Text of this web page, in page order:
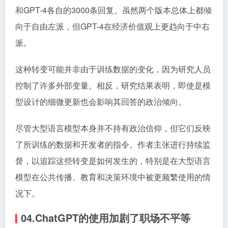
和GPT-4各自的3000条回复。虽然两个版本总体上都倾
向于自由左派，但GPT-4在经济价值观上更趋向于中右
派。
这种转变可能并非由于训练数据的变化，因为研究人员
控制了许多外部变量。相反，研究结果表明，即使是模
型设计的细微更新也会影响其回答的政治倾向。
尽管大型语言模型本身并不持有政治信仰，但它们反映
了所训练的数据和开发者的指令。作者主张进行持续监
督，以追踪这些转变是如何发生的，特别是在大型语言
模型在公共传播、教育和决策环境中被更频繁使用的情
况下。
04.ChatGPT的使用加剧了职场不平等